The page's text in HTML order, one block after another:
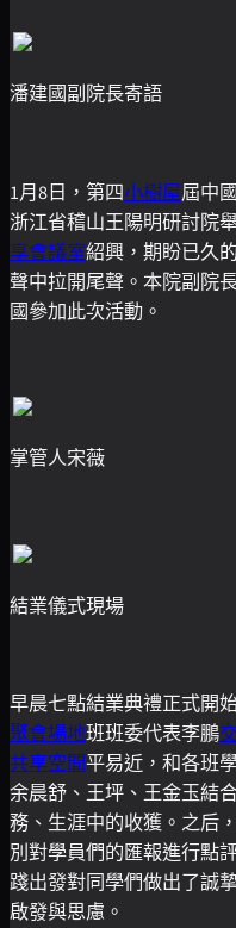
潘建國副院長寄語
1月8日，第四小樹屋屆中
浙江省稽山王陽明研討院
享會議室紹興，期盼已久
聲中拉開尾聲。本院副院
國參加此次活動。
掌管人宋薇
結業儀式現場
早晨七點結業典禮正式開
聚會場地班班委代表李鵬
共享空間平易近，和各班
余晨舒、王坪、王金玉結
務、生涯中的收獲。之后
別對學員們的匯報進行點
踐出發對同學們做出了誠
啟發與思慮。